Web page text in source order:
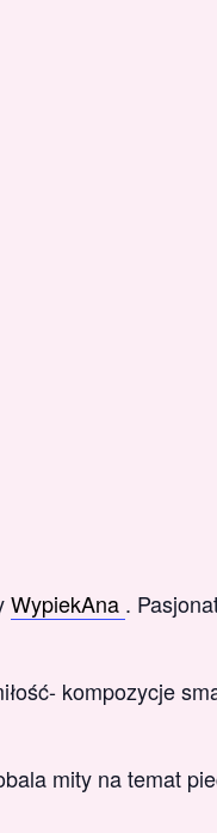
WypiekAna .
kompozycje
mity na temat